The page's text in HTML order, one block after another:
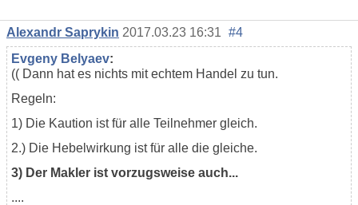
Alexandr Saprykin 2017.03.23 16:31 #4
Evgeny Belyaev:
(( Dann hat es nichts mit echtem Handel zu tun.
Regeln:
1) Die Kaution ist für alle Teilnehmer gleich.
2.) Die Hebelwirkung ist für alle die gleiche.
3) Der Makler ist vorzugsweise auch...
....